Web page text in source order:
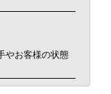
やお客様の状態